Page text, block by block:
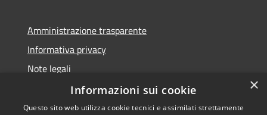
Amministrazione trasparente
Informativa privacy
Note legali
Dichiarazione di accessibilità
×
Informazioni sui cookie
Questo sito web utilizza cookie tecnici e assimilati strettamente